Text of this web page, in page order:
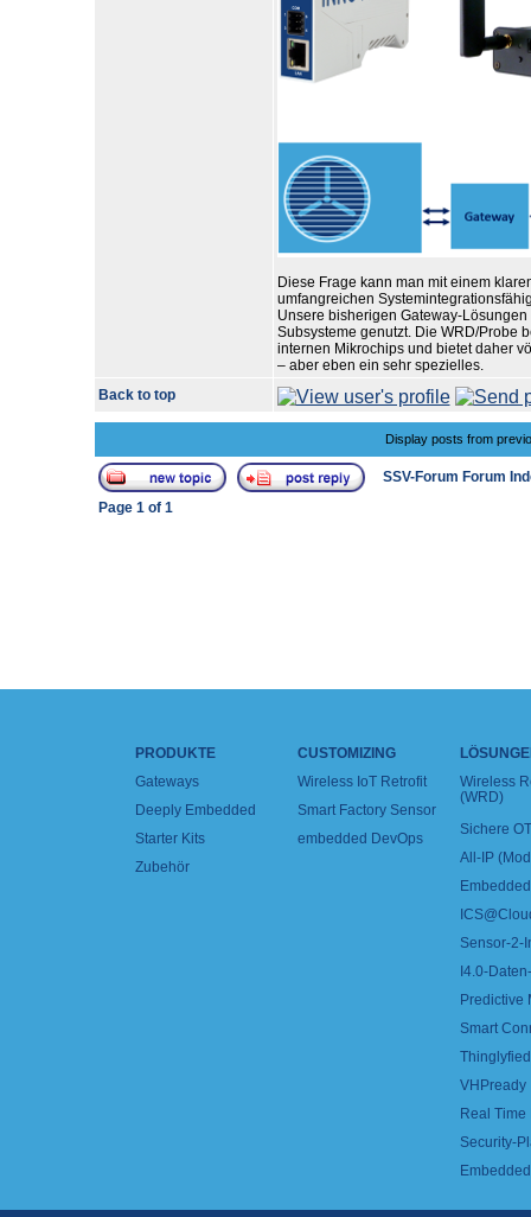
Diese Frage kann man mit einem
umfangreichen
Unsere bisherigen Gateway-
Subsysteme genutzt. Die WRD/Probe
internen Mikrochips und bietet daher
– aber eben ein sehr spezielles.
Back to top
Display posts from
SSV-Forum Forum
Page 1of 1
PRODUKTE
Gateways
Deeply Embedded
Starter Kits
Zubehör
CUSTOMIZING
Wireless IoT Retrofit
Smart Factory Sensor
embedded DevOps
Wireless
(WRD)
Sichere
All-IP
Sensor-2-
I4.0-
Predictive
Smart
VHPready
Real
Security-